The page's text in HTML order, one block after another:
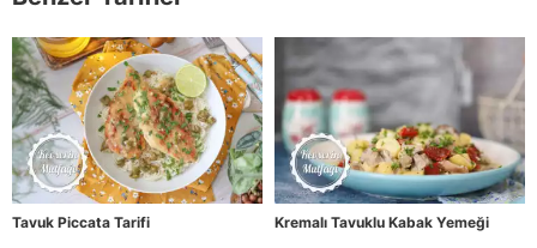
Tavuk Piccata Tarifi
Kremalı Tavuklu Kabak Yemeği